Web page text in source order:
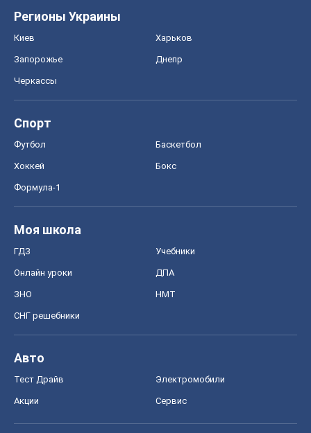
Регионы Украины
Киев Харьков
Запорожье Днепр
Черкассы
Спорт
Футбол Баскетбол
Хоккей Бокс
Формула-1
Моя школа
ГДЗ Учебники
Онлайн уроки ДПА
ЗНО НМТ
СНГ решебники
Авто
Тест Драйв Электромобили
Акции Сервис